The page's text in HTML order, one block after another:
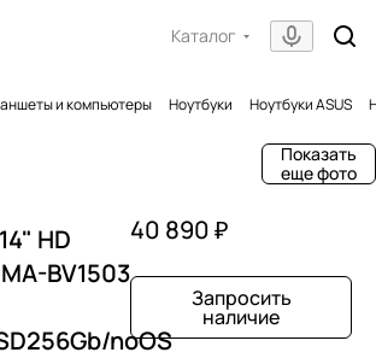
Каталог
и компьютеры Ноутбуки Ноутбуки ASUS
Показать
еще фото
HD
BV1503
noOS
40 890 ₽
Запросить
наличие